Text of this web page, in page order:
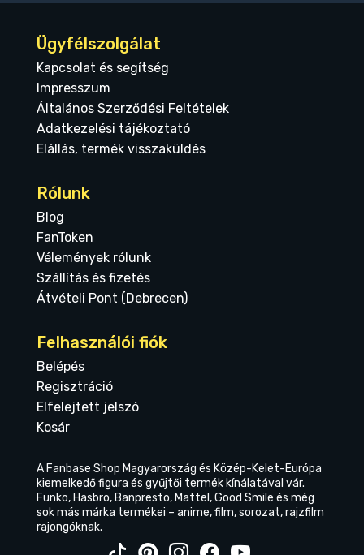
Ügyfélszolgálat
Kapcsolat és segítség
Impresszum
Általános Szerződési Feltételek
Adatkezelési tájékoztató
Elállás, termék visszaküldés
Rólunk
Blog
FanToken
Vélemények rólunk
Szállítás és fizetés
Átvételi Pont (Debrecen)
Felhasználói fiók
Belépés
Regisztráció
Elfelejtett jelszó
Kosár
A Fanbase Shop Magyarország és Közép-Kelet-Európa
kiemelkedő figura és gyűjtői termék kínálatával vár.
Funko, Hasbro, Banpresto, Mattel, Good Smile és még
sok más márka termékei – anime, film, sorozat, rajzfilm
rajongóknak.